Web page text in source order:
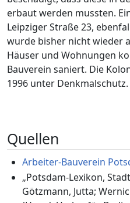
erbaut werden mussten.
Leipziger Straße 23,
wurde bisher nicht wieder
Häuser und Wohnungen
Bauverein saniert. Die
1996 unter Denkmalschutz.
Quellen
Arbeiter-Bauverein
„Potsdam-Lexikon,
Götzmann, Jutta;